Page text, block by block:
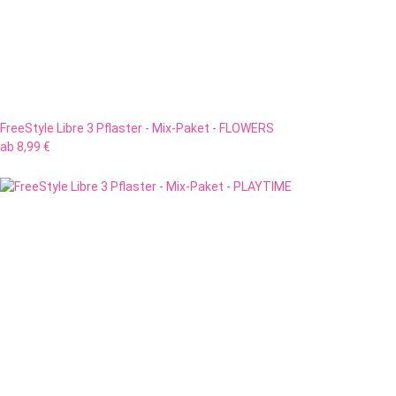
FreeStyle Libre 3 Pflaster - Mix-Paket - FLOWERS
ab 8,99 €